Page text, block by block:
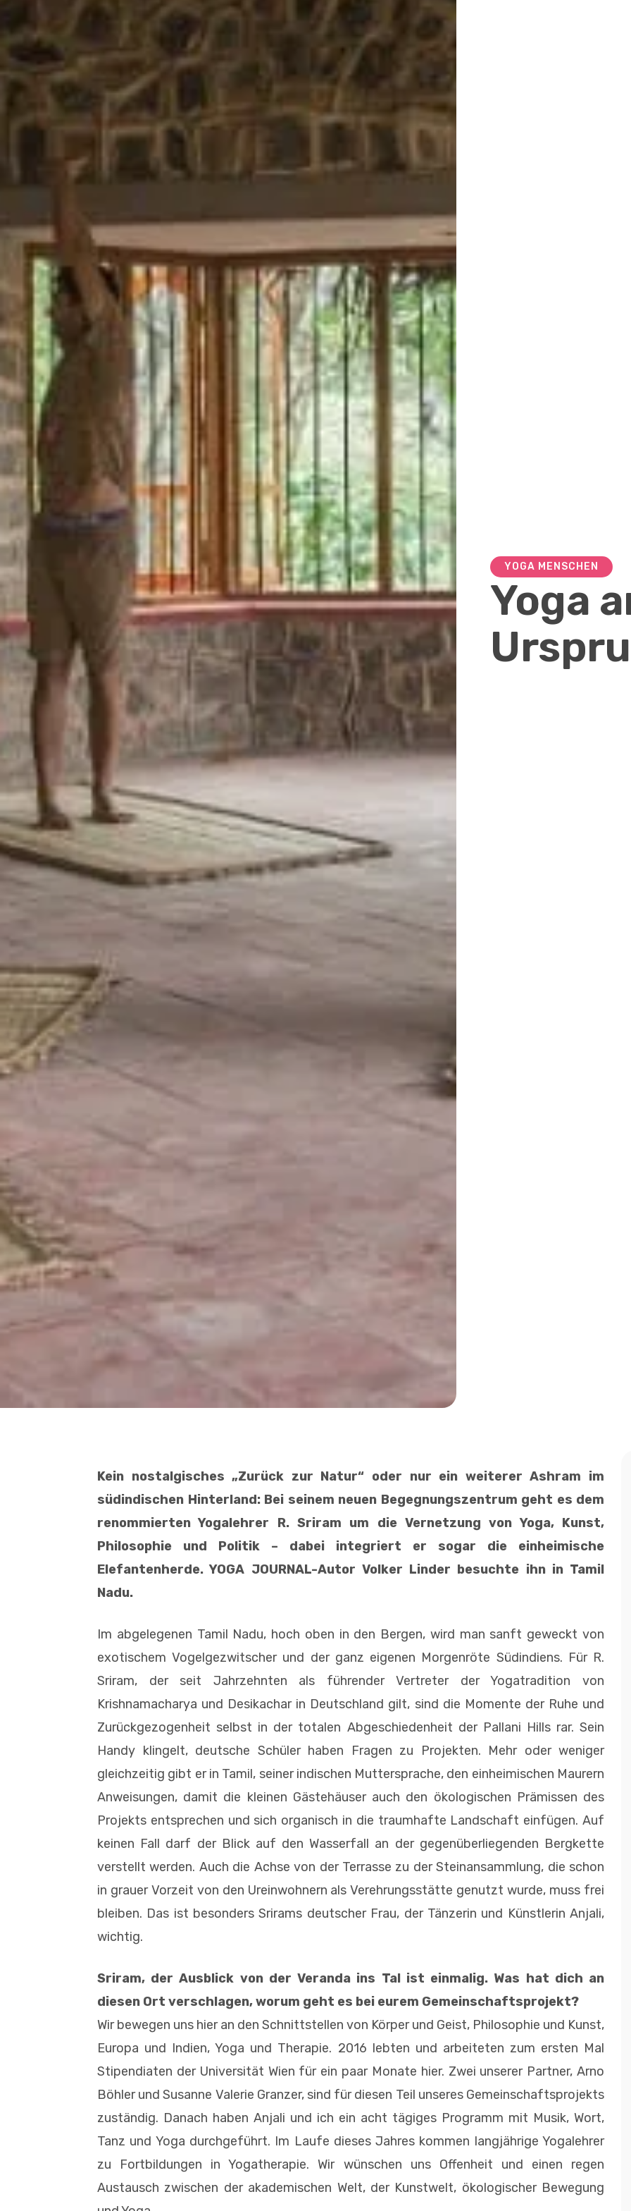
YOGA MENSCHEN
Yoga
Kein nostalgisches „Zurück zur Natur“ oder nur ein weiterer Ashram im
südindischen Hinterland: Bei seinem neuen Begegnungszentrum geht es dem
renommierten Yogalehrer R. Sriram um die Vernetzung von Yoga, Kunst,
Philosophie und Politik – dabei integriert er sogar die einheimische
Elefantenherde. YOGA JOURNAL-Autor Volker Linder besuchte ihn in Tamil
Nadu.
Im abgelegenen Tamil Nadu, hoch oben in den Bergen, wird man sanft geweckt von
exotischem Vogelgezwitscher und der ganz eigenen Morgenröte Südindiens. Für R.
Sriram, der seit Jahrzehnten als führender Vertreter der Yogatradition von
Krishnamacharya und Desikachar in Deutschland gilt, sind die Momente der Ruhe und
Zurückgezogenheit selbst in der totalen Abgeschiedenheit der Pallani Hills rar. Sein
Handy klingelt, deutsche Schüler haben Fragen zu Projekten. Mehr oder weniger
gleichzeitig gibt er in Tamil, seiner indischen Muttersprache, den einheimischen Maurern
Anweisungen, damit die kleinen Gästehäuser auch den ökologischen Prämissen des
Projekts entsprechen und sich organisch in die traumhafte Landschaft einfügen. Auf
keinen Fall darf der Blick auf den Wasserfall an der gegenüberliegenden Bergkette
verstellt werden. Auch die Achse von der Terrasse zu der Steinansammlung, die schon
in grauer Vorzeit von den Ureinwohnern als Verehrungsstätte genutzt wurde, muss frei
bleiben. Das ist besonders Srirams deutscher Frau, der Tänzerin und Künstlerin Anjali,
wichtig.
Sriram, der Ausblick von der Veranda ins Tal ist einmalig. Was hat dich an
diesen Ort verschlagen, worum geht es bei eurem Gemeinschaftsprojekt?
Wir bewegen uns hier an den Schnittstellen von Körper und Geist, Philosophie und Kunst,
Europa und Indien, Yoga und Therapie. 2016 lebten und arbeiteten zum ersten Mal
Stipendiaten der Universität Wien für ein paar Monate hier. Zwei unserer Partner, Arno
Böhler und Susanne Valerie Granzer, sind für diesen Teil unseres Gemeinschaftsprojekts
zuständig. Danach haben Anjali und ich ein acht tägiges Programm mit Musik, Wort,
Tanz und Yoga durchgeführt. Im Laufe dieses Jahres kommen langjährige Yogalehrer
zu Fortbildungen in Yogatherapie. Wir wünschen uns Offenheit und einen regen
Austausch zwischen der akademischen Welt, der Kunstwelt, ökologischer Bewegung